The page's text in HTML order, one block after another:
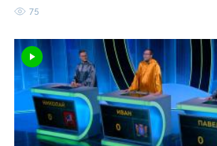
75